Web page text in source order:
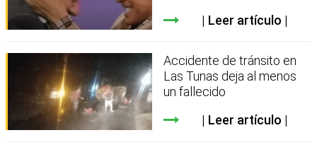
Leer artículo
Accidente de tránsito en
Las Tunas deja al menos
un fallecido
Leer artículo